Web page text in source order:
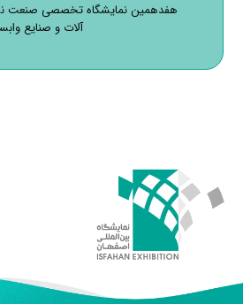
هفدهمین نمایشگاه تخصصی صنعت
آلات و صنایع